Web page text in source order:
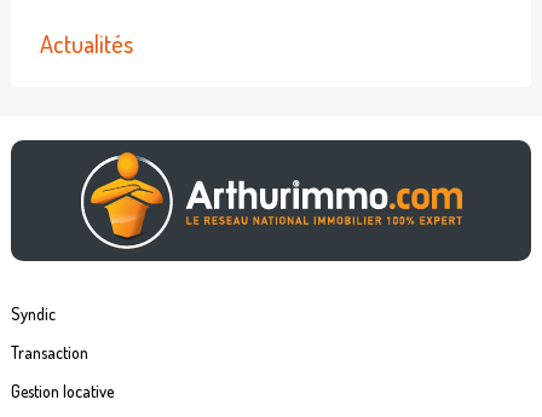
Actualités
Syndic
Transaction
Gestion locative